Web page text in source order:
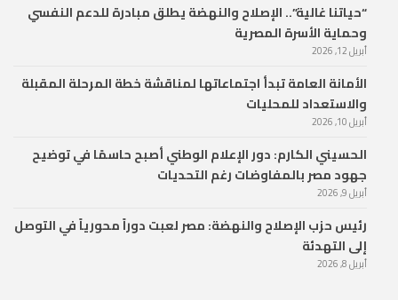
“حياتنا غالية”.. الإصلاح والنهضة يطلق مبادرة للدعم النفسي
وحماية الأسرة المصرية
أبريل 12, 2026
الأمانة العامة تبدأ اجتماعاتها لمناقشة خطة المرحلة المقبلة
والاستعداد للمحليات
أبريل 10, 2026
الحسيني الكارم: دور الإعلام الوطني أصبح حاسمًا في توضيح
جهود مصر بالمفاوضات رغم التحديات
أبريل 9, 2026
رئيس حزب الإصلاح والنهضة: مصر لعبت دوراً محورياً في التوصل
إلى التهدئة
أبريل 8, 2026